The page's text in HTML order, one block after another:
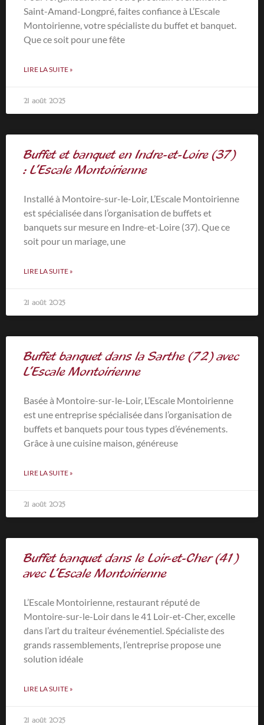
Saint-Amand-Longpré, faites confiance à L’Escale
Montoirienne, votre spécialiste du buffet et banquet.
Que ce soit pour une fête
LIRE LA SUITE »
21 août 2025
Buffet et banquet en Indre-et-Loire (37)
: L’Escale Montoirienne
Installé à Montoire-sur-le-Loir, L’Escale Montoirienne
est spécialisée dans l’organisation de buffets et
banquets sur mesure en Indre-et-Loire (37). Que ce
soit pour un mariage, une
LIRE LA SUITE »
21 août 2025
Buffet banquet dans la Sarthe (72) avec
L’Escale Montoirienne
Basée à Montoire-sur-le-Loir, L’Escale Montoirienne
est une entreprise spécialisée dans l’organisation de
buffets et banquets pour tous types d’événements.
Grâce à une cuisine maison, généreuse
LIRE LA SUITE »
21 août 2025
Buffet banquet dans le Loir-et-Cher (41)
avec L’Escale Montoirienne
L’Escale Montoirienne, restaurant réputé de
Montoire-sur-le-Loir dans le 41 Loir-et-Cher, excelle
dans l’art du traiteur événementiel. Spécialiste des
grands rassemblements, l’entreprise propose une
solution idéale
LIRE LA SUITE »
21 août 2025